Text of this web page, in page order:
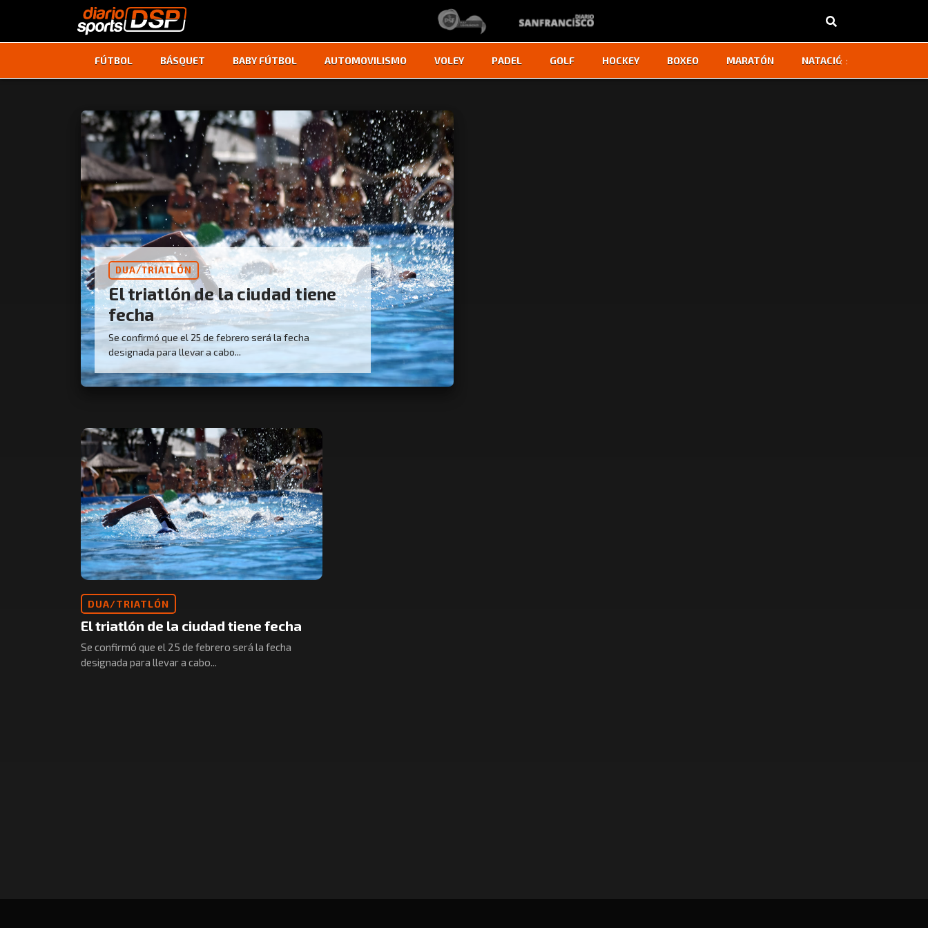
FÚTBOL BÁSQUET BABY FÚTBOL AUTOMOVILISMO VOLEY PADEL GOLF HOCKEY BOXEO MARATÓN NATACIÓN
‹ ›
DUA/TRIATLÓN
El triatlón de la ciudad tiene
fecha
Se confirmó que el 25 de febrero será la fecha
designada para llevar a cabo...
DUA/TRIATLÓN
El triatlón de la ciudad tiene fecha
Se confirmó que el 25 de febrero será la fecha
designada para llevar a cabo...